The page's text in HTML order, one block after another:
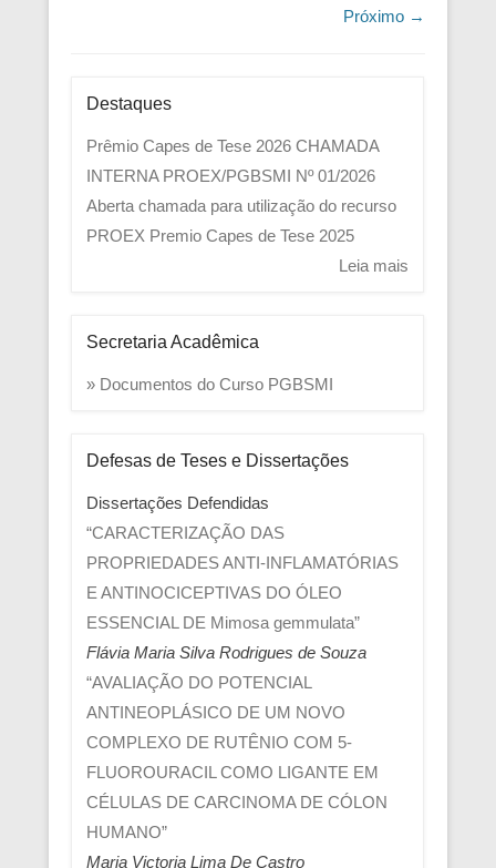
Próximo →
Destaques
Prêmio Capes de Tese 2026 CHAMADA
INTERNA PROEX/PGBSMI Nº 01/2026
Aberta chamada para utilização do recurso
PROEX Premio Capes de Tese 2025
Leia mais
Secretaria Acadêmica
» Documentos do Curso PGBSMI
Defesas de Teses e Dissertações
Dissertações Defendidas
“CARACTERIZAÇÃO DAS
PROPRIEDADES ANTI-INFLAMATÓRIAS
E ANTINOCICEPTIVAS DO ÓLEO
ESSENCIAL DE Mimosa gemmulata”
Flávia Maria Silva Rodrigues de Souza
“AVALIAÇÃO DO POTENCIAL
ANTINEOPLÁSICO DE UM NOVO
COMPLEXO DE RUTÊNIO COM 5-
FLUOROURACIL COMO LIGANTE EM
CÉLULAS DE CARCINOMA DE CÓLON
HUMANO”
Maria Victoria Lima De Castro